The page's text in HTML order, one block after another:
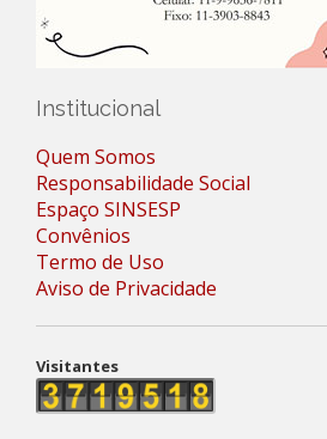
Institucional
Quem Somos
Responsabilidade Social
Espaço SINSESP
Convênios
Termo de Uso
Aviso de Privacidade
Visitantes